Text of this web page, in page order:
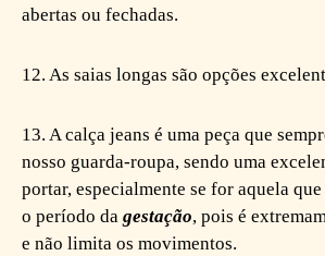
abertas ou fechadas.
12. As saias longas são opções
13. A calça jeans é uma peça que
nosso guarda-roupa, sendo uma
portar, especialmente se for aquela
o período da gestação, pois é
e não limita os movimentos.